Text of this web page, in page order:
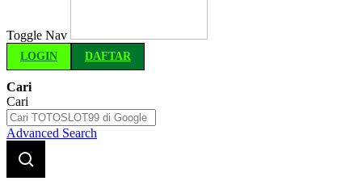
Toggle Nav
LOGIN DAFTAR
Cari
Cari
Advanced Search